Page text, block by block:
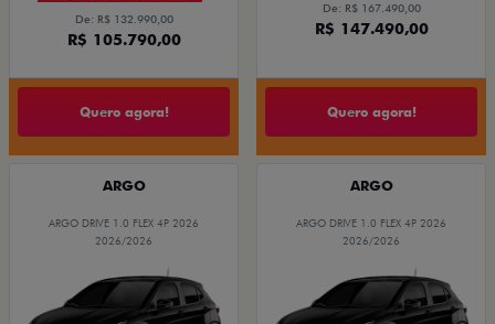
De: R$ 132.990,00
R$ 105.790,00
Quero agora!
De: R$ 167.490,00
R$ 147.490,00
Quero agora!
ARGO
ARGO DRIVE 1.0 FLEX 4P 2026
2026/2026
ARGO
ARGO DRIVE 1.0 FLEX 4P 2026
2026/2026